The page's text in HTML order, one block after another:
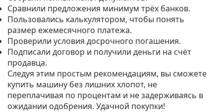
Сравнили предложения минимум трёх банков.
Пользовались калькулятором, чтобы понять
размер ежемесячного платежа.
Проверили условия досрочного погашения.
Подписали договор и получили деньги на счёт
продавца.
Следуя этим простым рекомендациям, вы сможете
купить машину без лишних хлопот, не
переплачивая по процентам и не задерживаясь в
ожидании одобрения. Удачной покупки!